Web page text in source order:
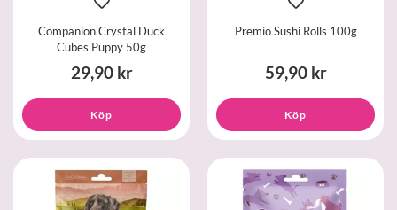
Companion Crystal Duck
Cubes Puppy 50g
29,90 kr
Köp
Premio Sushi Rolls 100g
59,90 kr
Köp